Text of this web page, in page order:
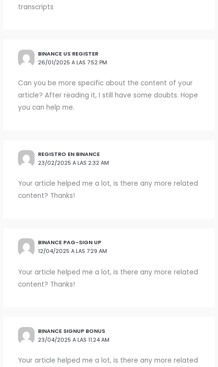
transcripts
BINANCE US REGISTER
26/01/2025 A LAS 7:52 PM
Can you be more specific about the content of your
article? After reading it, I still have some doubts. Hope
you can help me.
REGISTRO EN BINANCE
23/02/2025 A LAS 2:32 AM
Your article helped me a lot, is there any more related
content? Thanks!
BINANCE PAG-SIGN UP
12/04/2025 A LAS 7:29 AM
Your article helped me a lot, is there any more related
content? Thanks!
BINANCE SIGNUP BONUS
23/04/2025 A LAS 11:24 AM
Your article helped me a lot, is there any more related